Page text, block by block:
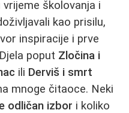
školovanja i
kao prisilu,
inspiracije i prve
poput Zločina i
ili Derviš i smrt
mnoge čitaoce. Neki
odličan izbor i koliko